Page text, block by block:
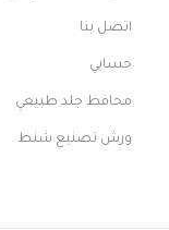
اتصل بنا
حسابي
محافظ جلد طبيعي
ورش تصنيع شنط